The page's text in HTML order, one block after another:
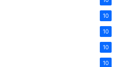
10
10
10
10